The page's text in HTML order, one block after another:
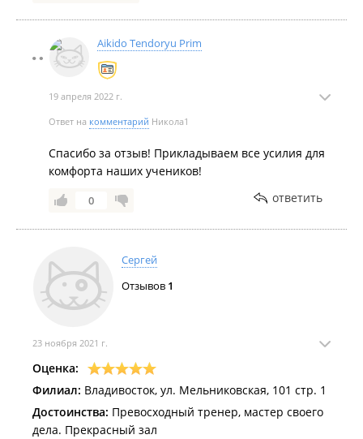
Aikido Tendoryu Prim
19 апреля 2022 г.
Ответ на комментарий Никола1
Спасибо за отзыв! Прикладываем все усилия для
комфорта наших учеников!
0 ответить
Сергей
Отзывов 1
23 ноября 2021 г.
Оценка:
Филиал: Владивосток, ул. Мельниковская, 101 стр. 1
Достоинства: Превосходный тренер, мастер своего
дела. Прекрасный зал